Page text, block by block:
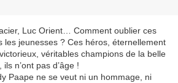
Luc Orient… Comment oublier ces
les jeunesses ? Ces héros, éternellement
véritables champions de la belle
n’ont pas d’âge !
Paape ne se veut ni un hommage, ni